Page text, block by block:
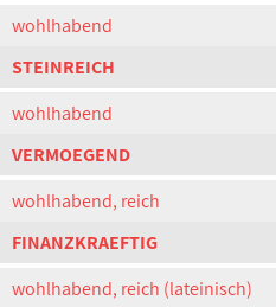
wohlhabend
STEINREICH
wohlhabend
VERMOEGEND
wohlhabend, reich
FINANZKRAEFTIG
wohlhabend, reich (lateinisch)